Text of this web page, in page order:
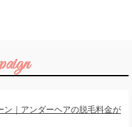
ン｜アンダーヘアの脱毛料金が